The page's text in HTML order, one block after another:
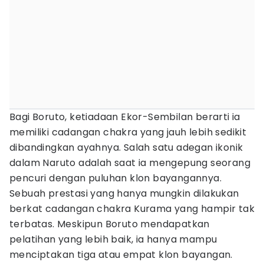
Bagi Boruto, ketiadaan Ekor-Sembilan berarti ia
memiliki cadangan chakra yang jauh lebih sedikit
dibandingkan ayahnya. Salah satu adegan ikonik
dalam Naruto adalah saat ia mengepung seorang
pencuri dengan puluhan klon bayangannya.
Sebuah prestasi yang hanya mungkin dilakukan
berkat cadangan chakra Kurama yang hampir tak
terbatas. Meskipun Boruto mendapatkan
pelatihan yang lebih baik, ia hanya mampu
menciptakan tiga atau empat klon bayangan.